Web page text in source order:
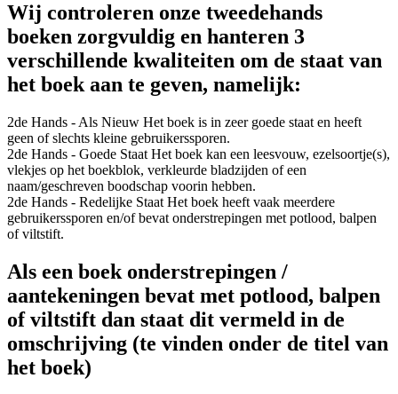
Wij controleren onze tweedehands
boeken zorgvuldig en hanteren 3
verschillende kwaliteiten om de staat van
het boek aan te geven, namelijk:
2de Hands - Als Nieuw Het boek is in zeer goede staat en heeft
geen of slechts kleine gebruikerssporen.
2de Hands - Goede Staat Het boek kan een leesvouw, ezelsoortje(s),
vlekjes op het boekblok, verkleurde bladzijden of een
naam/geschreven boodschap voorin hebben.
2de Hands - Redelijke Staat Het boek heeft vaak meerdere
gebruikerssporen en/of bevat onderstrepingen met potlood, balpen
of viltstift.
Als een boek onderstrepingen /
aantekeningen bevat met potlood, balpen
of viltstift dan staat dit vermeld in de
omschrijving (te vinden onder de titel van
het boek)